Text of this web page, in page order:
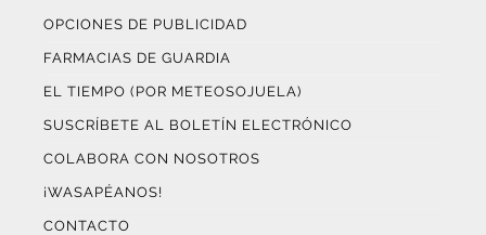
OPCIONES DE PUBLICIDAD
FARMACIAS DE GUARDIA
EL TIEMPO (POR METEOSOJUELA)
SUSCRÍBETE AL BOLETÍN ELECTRÓNICO
COLABORA CON NOSOTROS
¡WASAPÉANOS!
CONTACTO